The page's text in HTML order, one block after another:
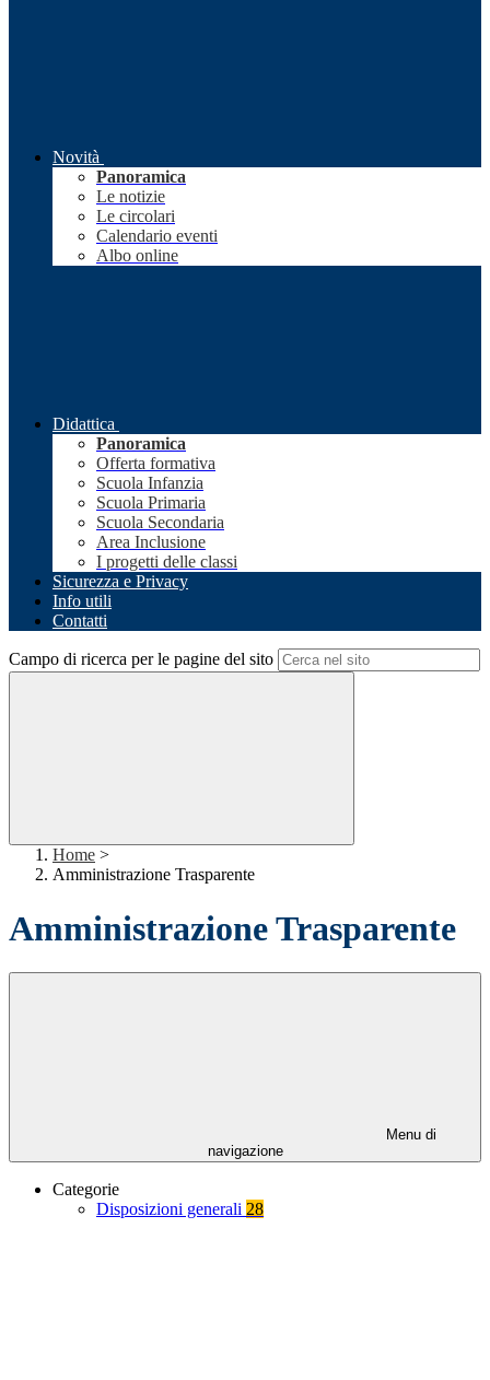
Novità
Panoramica
Le notizie
Le circolari
Calendario eventi
Albo online
Didattica
Panoramica
Offerta formativa
Scuola Infanzia
Scuola Primaria
Scuola Secondaria
Area Inclusione
I progetti delle classi
Sicurezza e Privacy
Info utili
Contatti
Campo di ricerca per le pagine del sito
Home >
Amministrazione Trasparente
Amministrazione Trasparente
Menu di
navigazione
Categorie
Disposizioni generali 28